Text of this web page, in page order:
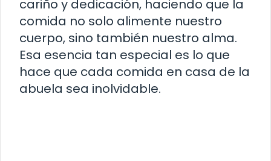
cariño y dedicación, haciendo que la
comida no solo alimente nuestro
cuerpo, sino también nuestro alma.
Esa esencia tan especial es lo que
hace que cada comida en casa de la
abuela sea inolvidable.